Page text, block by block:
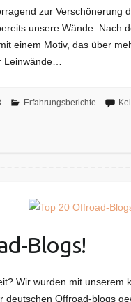
zur Verschönerung
unsere Wände. Nach
einem Motiv, das über
Leinwände…
Erfahrungsberichte
Blogs!
Wir wurden mit unserem
deutschen Offroad-blogs